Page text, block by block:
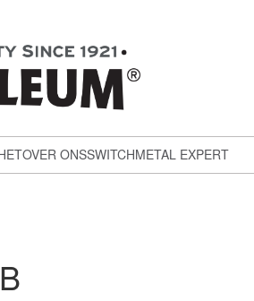
OVER ONSSWITCHMETAL EXPERT